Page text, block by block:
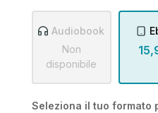
Audiobook
Non
disponibile
Seleziona il tuo formato